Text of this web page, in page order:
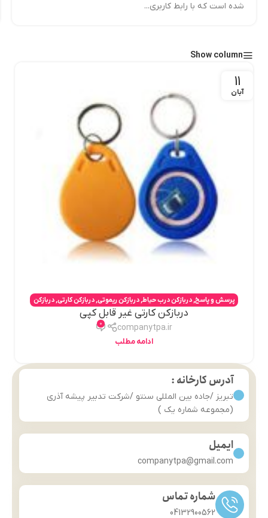
شده است که با رابط کاربری...
Show column
11
آبان
پرسش و پاسخ,دربازکن درب حیاط,دربازکن ریموتی,دربازکن کارتی,دربازکن
کارتی غیر قابل کپی,دربازکن موبایلی,قفل برقی کارتی
دربازکن کارتی غیر قابل کپی
companytpa.ir
0
ادامه مطلب
آدرس کارخانه :
تبریز /جاده بین المللی سنتو /شرکت تدبیر پیشه آذری
(مجموعه شماره یک )
ایمیل
companytpa@gmail.com
شماره تماس
04132900562